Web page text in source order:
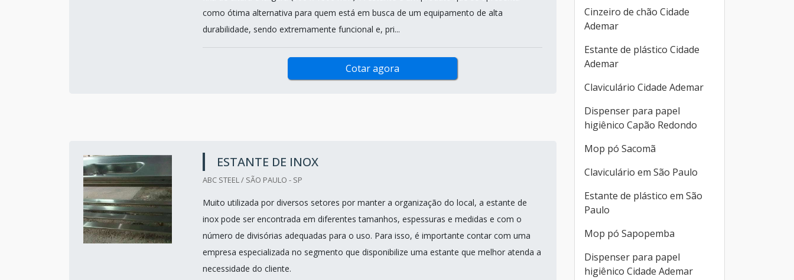
como ótima alternativa para quem está em busca de um equipamento de alta
durabilidade, sendo extremamente funcional e, pri...
Cotar agora
ESTANTE DE INOX
ABC STEEL / SÃO PAULO - SP
Muito utilizada por diversos setores por manter a organização do local, a estante de
inox pode ser encontrada em diferentes tamanhos, espessuras e medidas e com o
número de divisórias adequadas para o uso. Para isso, é importante contar com uma
empresa especializada no segmento que disponibilize uma estante que melhor atenda a
necessidade do cliente.
Cinzeiro de chão Cidade
Ademar
Estante de plástico Cidade
Ademar
Claviculário Cidade Ademar
Dispenser para papel
higiênico Capão Redondo
Mop pó Sacomã
Claviculário em São Paulo
Estante de plástico em São
Paulo
Mop pó Sapopemba
Dispenser para papel
higiênico Cidade Ademar